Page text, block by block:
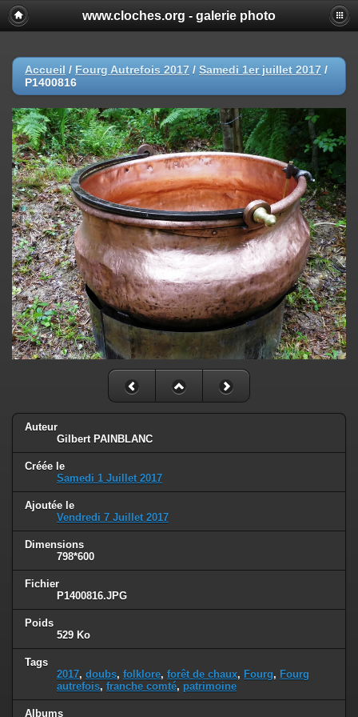
www.cloches.org - galerie photo
Accueil / Fourg Autrefois 2017 / Samedi 1er juillet 2017 /
P1400816
Auteur
Gilbert PAINBLANC
Créée le
Samedi 1 Juillet 2017
Ajoutée le
Vendredi 7 Juillet 2017
Dimensions
798*600
Fichier
P1400816.JPG
Poids
529 Ko
Tags
2017, doubs, folklore, forêt de chaux, Fourg, Fourg
autrefois, franche comté, patrimoine
Albums